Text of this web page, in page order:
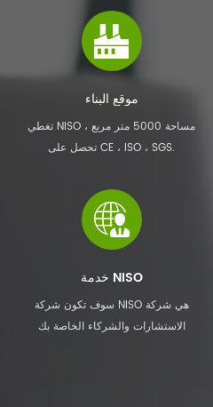
موقع البناء
تغطي NISO مساحة 5000 متر مربع ،
تحصل على CE ، ISO ، SGS.
خدمة NISO
سوف تكون شركة NISO هي شركة
الاستشارات والشركاء الخاصة بك